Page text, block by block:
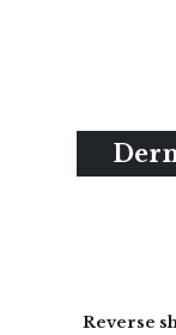
Reverse